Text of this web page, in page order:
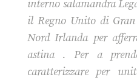
interno salamandra
il Regno Unito di
Nord Irlanda per
astina . Per a
caratterizzare per